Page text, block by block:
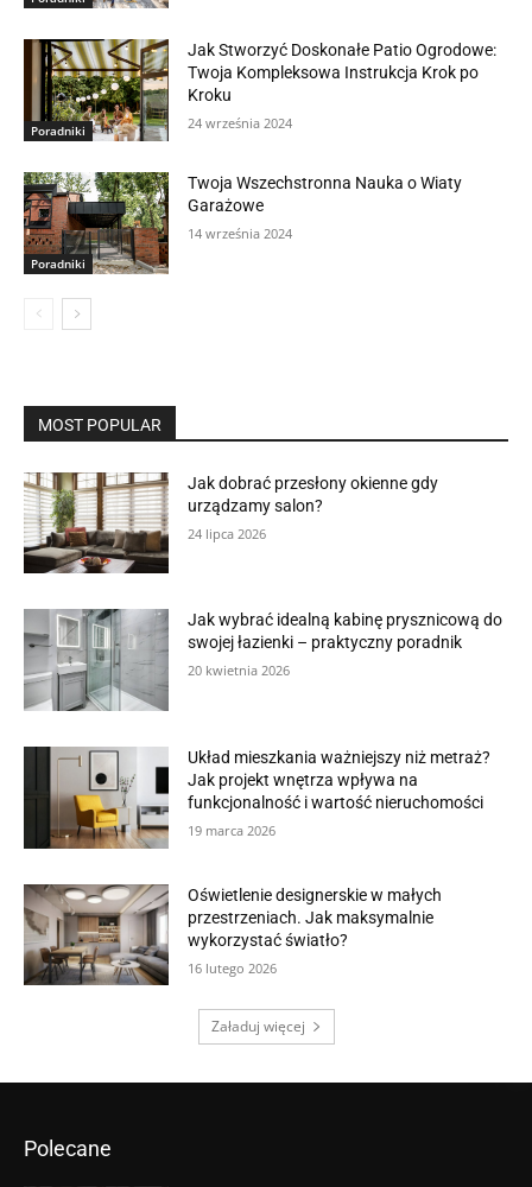
Poradniki
Jak Stworzyć Doskonałe Patio Ogrodowe:
Twoja Kompleksowa Instrukcja Krok po
Kroku
24 września 2024
Poradniki
Twoja Wszechstronna Nauka o Wiaty
Garażowe
14 września 2024
MOST POPULAR
Jak dobrać przesłony okienne gdy
urządzamy salon?
24 lipca 2026
Jak wybrać idealną kabinę prysznicową do
swojej łazienki – praktyczny poradnik
20 kwietnia 2026
Układ mieszkania ważniejszy niż metraż?
Jak projekt wnętrza wpływa na
funkcjonalność i wartość nieruchomości
19 marca 2026
Oświetlenie designerskie w małych
przestrzeniach. Jak maksymalnie
wykorzystać światło?
16 lutego 2026
Załaduj więcej
Polecane